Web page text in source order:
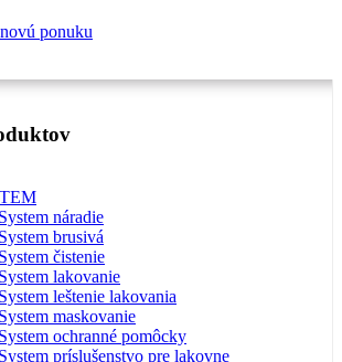
ponuku
náradie
brusivá
čistenie
lakovanie
leštenie lakovania
maskovanie
ochranné pomôcky
príslušenstvo pre lakovne